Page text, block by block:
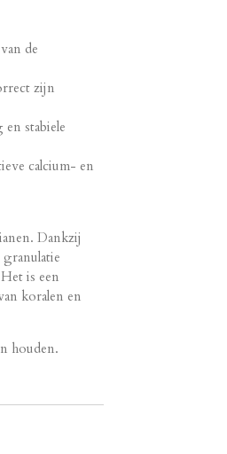
de
zijn
stabiele
calcium- en
Dankzij
is een
koralen en
houden.